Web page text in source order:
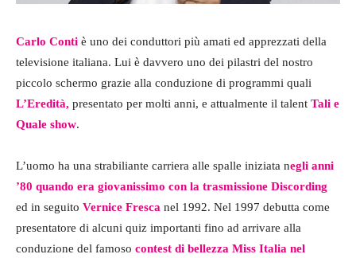
Carlo Conti è uno dei conduttori più amati ed apprezzati della
televisione italiana. Lui è davvero uno dei pilastri del nostro
piccolo schermo grazie alla conduzione di programmi quali
L’Eredità, presentato per molti anni, e attualmente il talent Tali e
Quale show.
L’uomo ha una strabiliante carriera alle spalle iniziata negli anni
’80 quando era giovanissimo con la trasmissione Discording
ed in seguito Vernice Fresca nel 1992. Nel 1997 debutta come
presentatore di alcuni quiz importanti fino ad arrivare alla
conduzione del famoso contest di bellezza Miss Italia nel